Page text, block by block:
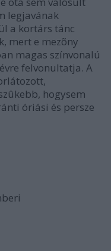
legjavának
a kortárs tánc
mert e mezõny
magas színvonalú
felvonultatja. A
hogysem
óriási és persze